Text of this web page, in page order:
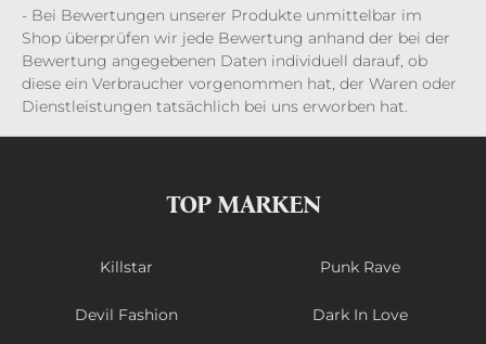
- Bei Bewertungen unserer Produkte unmittelbar im
Shop überprüfen wir jede Bewertung anhand der bei der
Bewertung angegebenen Daten individuell darauf, ob
diese ein Verbraucher vorgenommen hat, der Waren oder
Dienstleistungen tatsächlich bei uns erworben hat.
TOP MARKEN
Killstar Punk Rave
Devil Fashion Dark In Love